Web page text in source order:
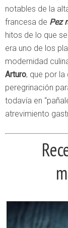
notables de la
francesa de Pez
hitos de lo que
era uno de los
modernidad
Arturo, que por
peregrinación
todavía en
atrevimiento